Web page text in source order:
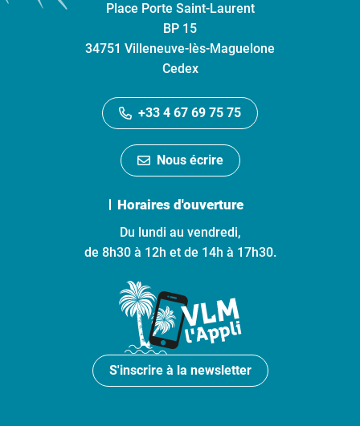
Place Porte Saint-Laurent
BP 15
34751 Villeneuve-lès-Maguelone
Cedex
+33 4 67 69 75 75
Nous écrire
Horaires d'ouverture
Du lundi au vendredi,
de 8h30 à 12h et de 14h à 17h30.
S'inscrire à la newsletter